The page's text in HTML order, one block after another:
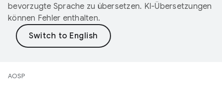
bevorzugte Sprache zu übersetzen. KI-Übersetzungen
können Fehler enthalten.
AOSP